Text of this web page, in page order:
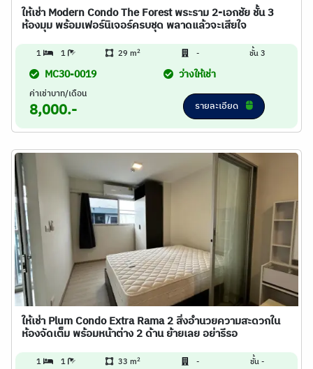
ให้เช่า Modern Condo The Forest พระราม 2-เอกชัย ชั้น 3
ห้องมุม พร้อมเฟอร์นิเจอร์ครบชุด พลาดแล้วจะเสียใจ
1 1 29 m2 - ชั้น 3
MC30-0019 ว่างให้เช่า
ค่าเช่าบาท/เดือน
8,000.- รายละเอียด
ให้เช่า Plum Condo Extra Rama 2 สิ่งอำนวยความสะดวกใน
ห้องจัดเต็ม พร้อมหน้าต่าง 2 ด้าน ย้ายเลย อย่ารีรอ
1 1 33 m2 - ชั้น -